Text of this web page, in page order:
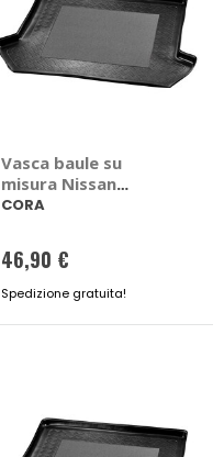
Vasca baule su
misura Nissan
Qashqai J10 GPL
GPL 2006 > 2014
CORA
46,90 €
Spedizione gratuita!